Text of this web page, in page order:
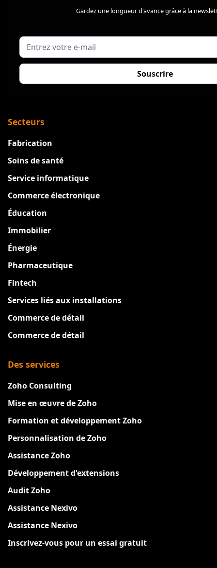
Gardez une longueur d'avance grâce à la
Secteurs
Fabrication
Soins de santé
Service informatique
Commerce électronique
Éducation
Immobilier
Énergie
Pharmaceutique
Fintech
Services liés aux installations
Commerce de détail
Commerce de détail
Des services
Zoho Consulting
Mise en œuvre de Zoho
Formation et développement Zoho
Personnalisation de Zoho
Assistance Zoho
Développement d'extensions
Audit Zoho
Assistance Nexivo
Assistance Nexivo
Inscrivez-vous pour un essai gratuit